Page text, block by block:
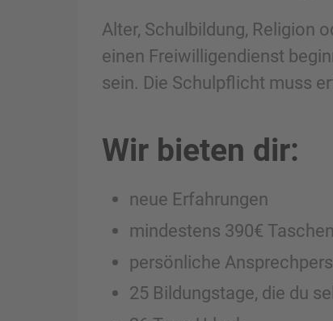
Alter, Schulbildung, Religion
einen Freiwilligendienst
sein. Die Schulpflicht muss
Wir bieten dir:
neue Erfahrungen
mindestens 390€
persönliche
25 Bildungstage, die du